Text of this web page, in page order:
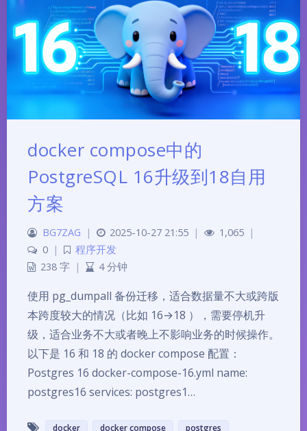
docker compose中的
PostgreSQL 16升级到18自用
方案
BG7ZAG | 2025-10-27 21:55 | 1,065 |
0 |
程序开发
238 字 | 4 分钟
使用 pg_dumpall 备份迁移，适合数据量不大或跨版
本跨度较大的情况（比如 16→18 ），需要停机升
级，适合业务不大或者晚上不影响业务的时候操作。
以下是 16 和 18 的 docker compose 配置：
Postgres 16 docker-compose-16.yml name:
postgres16 services: postgres1…
docker docker compose
postgres